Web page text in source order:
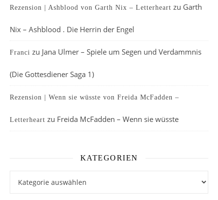
Rezension | Ashblood von Garth Nix – Letterheart zu Garth
Nix – Ashblood . Die Herrin der Engel
Franci zu Jana Ulmer – Spiele um Segen und Verdammnis
(Die Gottesdiener Saga 1)
Rezension | Wenn sie wüsste von Freida McFadden –
Letterheart zu Freida McFadden – Wenn sie wüsste
KATEGORIEN